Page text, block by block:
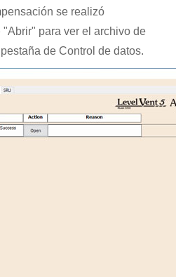
se realizó
para ver el archivo de
de Control de datos.